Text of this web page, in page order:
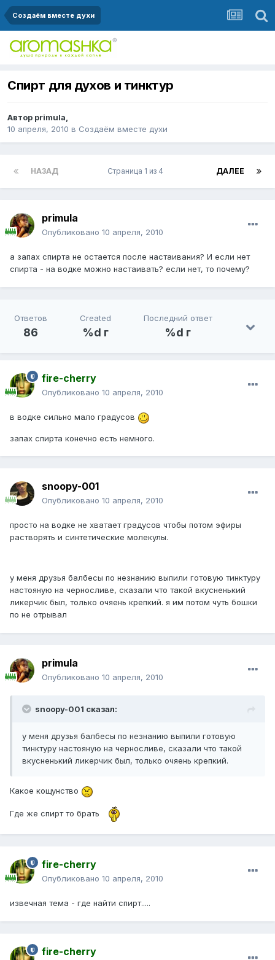
Создаём вместе духи
Спирт для духов и тинктур
Автор primula,
10 апреля, 2010 в Создаём вместе духи
НАЗАД ДАЛЕЕ
Страница 1 из 4
primula
Опубликовано 10 апреля, 2010
а запах спирта не остается после настаивания? И если нет
спирта - на водке можно настаивать? если нет, то почему?
Ответов
86
Created
%d г
Последний ответ
%d г
fire-cherry
Опубликовано 10 апреля, 2010
в водке сильно мало градусов
запах спирта конечно есть немного.
snoopy-001
Опубликовано 10 апреля, 2010
просто на водке не хватает градусов чтобы потом эфиры
растворять и синтетические молекулы.
у меня друзья балбесы по незнанию выпили готовую тинктуру
настояную на черносливе, сказали что такой вкусненький
ликерчик был, только очяень крепкий. я им потом чуть бошки
по не отрывал
primula
Опубликовано 10 апреля, 2010
snoopy-001 сказал:
у меня друзья балбесы по незнанию выпили готовую
тинктуру настояную на черносливе, сказали что такой
вкусненький ликерчик был, только очяень крепкий.
Какое кощунство
Где же спирт то брать
fire-cherry
Опубликовано 10 апреля, 2010
извечная тема - где найти спирт.....
fire-cherry